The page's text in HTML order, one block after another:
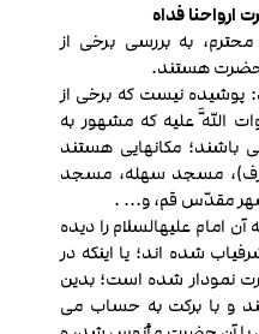
فداه
به بررسی برخی از
حضرت هستند.
پوشیده نیست که برخی از
اللَّه ‏علیه که مشهور به
‏باشند؛ مکان‏هایی هستند
مسجد سهله، مسجد
مقدّس قم، و... .
امام علیه‏السلام را دیده‏
شده ‏اند؛ یا این‏که در
نمودار شده‏ است؛ بدین
و با برکت به حساب می